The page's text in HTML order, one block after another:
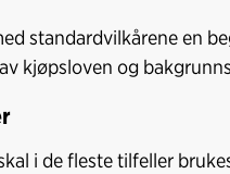
standardvilkårene en
kjøpsloven og
i de fleste tilfeller